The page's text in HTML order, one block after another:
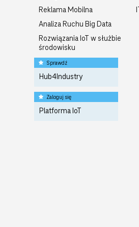
Reklama Mobilna
Analiza Ruchu Big Data
Rozwiązania IoT w służbie
środowisku
Sprawdź
Hub4Industry
Zaloguj się
Platforma IoT